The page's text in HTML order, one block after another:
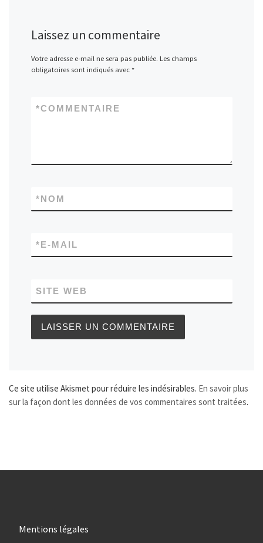
Laissez un commentaire
Votre adresse e-mail ne sera pas publiée. Les champs
obligatoires sont indiqués avec *
COMMENTAIRE
*
NOM
*
E-MAIL
*
SITE WEB
Ce site utilise Akismet pour réduire les indésirables. En savoir plus
sur la façon dont les données de vos commentaires sont traitées.
Mentions légales